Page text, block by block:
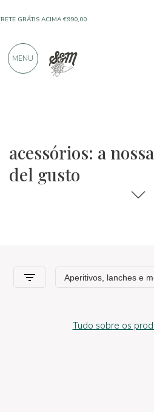
acessórios: a
del gusto
Tudo sobre os
GRÁTIS ACIMA €990,00
PRODUTOS DE EXCELENTES
MENU